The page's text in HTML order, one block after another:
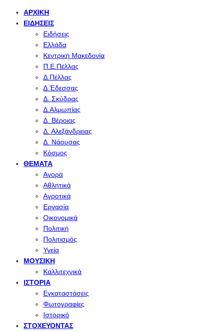
ΑΡΧΙΚΉ
ΕΙΔΉΣΕΙΣ
Ειδήσεις
Ελλάδα
Κεντρική Μακεδονία
Π.Ε.Πέλλας
Δ.Πέλλας
Δ.Έδεσσας
Δ. Σκύδρας
Δ.Αλμωπίας
Δ. Βέροιας
Δ. Αλεξάνδρειας
Δ. Νάουσας
Κόσμος
ΘΈΜΑΤΑ
Αγορά
Αθλητικά
Αγροτικά
Εργασία
Οικονομικά
Πολιτική
Πολιτισμός
Υγεία
ΜΟΥΣΙΚΉ
Καλλιτεχνικά
ΙΣΤΟΡΊΑ
Εγκαταστάσεις
Φωτογραφίες
Ιστορικό
ΣΤΟΧΕΎΟΝΤΑΣ